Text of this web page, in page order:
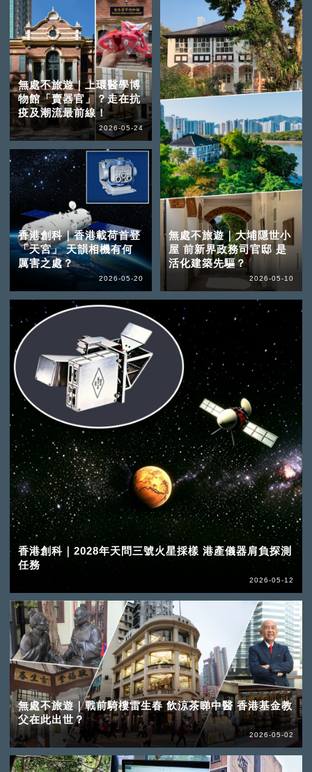
無處不旅遊｜上環醫學博
物館「賣器官」？走在抗
疫及潮流最前線！
2026-05-24
香港創科｜香港載荷首登
「天宮」 天韻相機有何
厲害之處？
2026-05-20
香港創科｜2028年天問三號火星採樣 港產儀器肩負探測
任務
2026-05-12
無處不旅遊｜大埔隱世小
屋 前新界政務司官邸 是
活化建築先驅？
2026-05-10
無處不旅遊｜戰前騎樓雷生春 飲涼茶睇中醫 香港基金教
父在此出世？
2026-05-02